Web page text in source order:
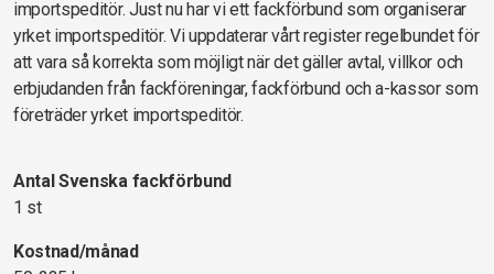
importspeditör. Just nu har vi ett fackförbund som organiserar
yrket importspeditör. Vi uppdaterar vårt register regelbundet för
att vara så korrekta som möjligt när det gäller avtal, villkor och
erbjudanden från fackföreningar, fackförbund och a-kassor som
företräder yrket importspeditör.
Antal Svenska fackförbund
1 st
Kostnad/månad